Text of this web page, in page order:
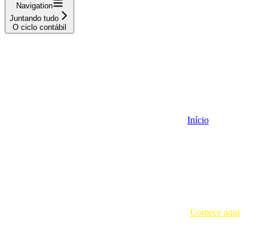
Navigation
Juntando tudo
O ciclo contábil
Início
Comece aqui